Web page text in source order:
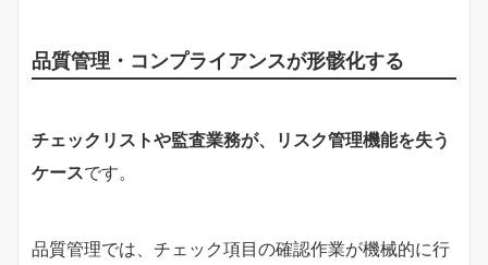
品質管理・コンプライアンスが形骸化する
チェックリストや監査業務が、リスク管理機能を失う
ケースです。
品質管理では、チェック項目の確認作業が機械的に行